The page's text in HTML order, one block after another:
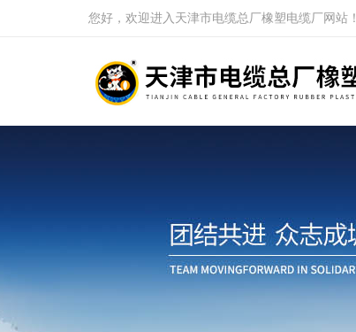
您好，欢迎进入天津市电缆总厂橡塑电缆厂网站！